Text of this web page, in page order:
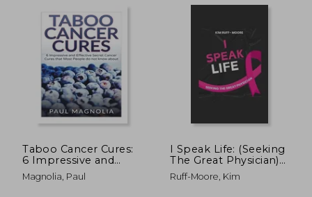
55%
dcto.
$ 949.711
$ 427.370
55%
dcto.
$
$
Taboo Cancer Cures:
6 Impressive and
Secret Cancer Cures
that Most People do
Magnolia, Paul
I Speak Life: (Seeking
The Great Physician)
(en Inglés)
Ruff-Moore, Kim